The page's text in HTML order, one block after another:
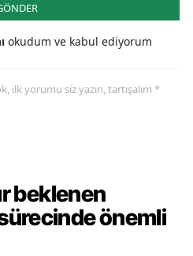
okudum ve kabul ediyorum
ilk yorumu siz yazın, tartışalım *
beklenen
önemli